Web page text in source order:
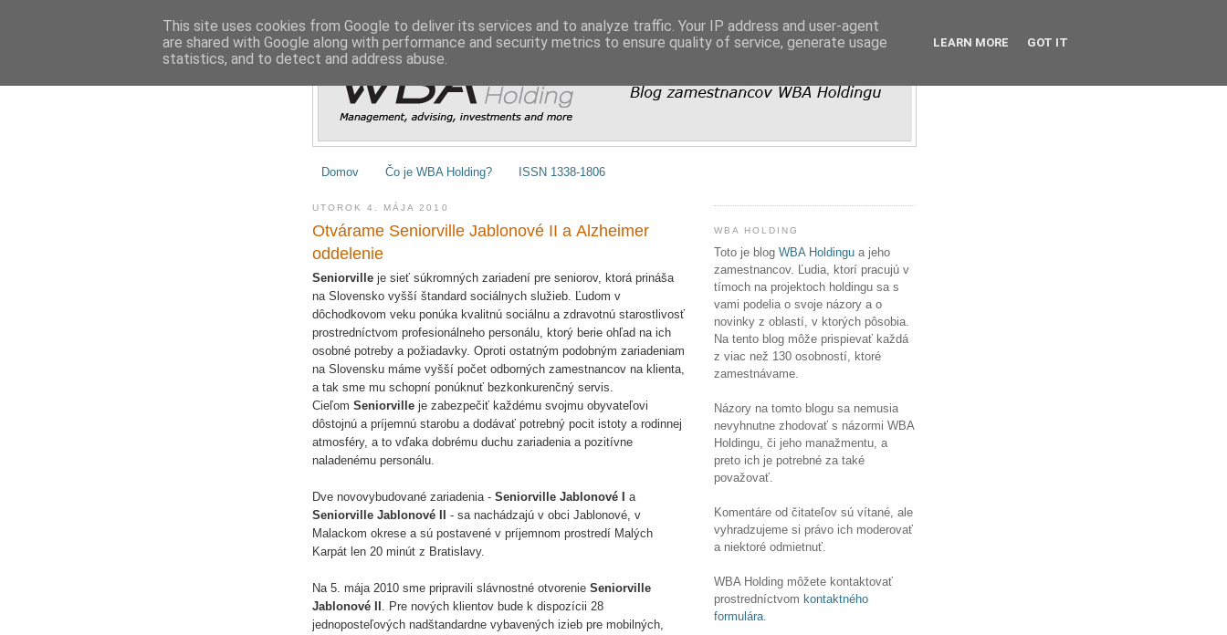
Domov Čo je WBA Holding? ISSN 1338-1806
UTOROK 4. MÁJA 2010
Otvárame Seniorville Jablonové II a Alzheimer
oddelenie
Seniorville je sieť súkromných zariadení pre seniorov, ktorá prináša
na Slovensko vyšší štandard sociálnych služieb. Ľudom v
dôchodkovom veku ponúka kvalitnú sociálnu a zdravotnú starostlivosť
prostredníctvom profesionálneho personálu, ktorý berie ohľad na ich
osobné potreby a požiadavky. Oproti ostatným podobným zariadeniam
na Slovensku máme vyšší počet odborných zamestnancov na klienta,
a tak sme mu schopní ponúknuť bezkonkurenčný servis.
Cieľom Seniorville je zabezpečiť každému svojmu obyvateľovi
dôstojnú a príjemnú starobu a dodávať potrebný pocit istoty a rodinnej
atmosféry, a to vďaka dobrému duchu zariadenia a pozitívne
naladenému personálu.
Dve novovybudované zariadenia - Seniorville Jablonové I
a
Seniorville Jablonové II
- sa nachádzajú v obci Jablonové, v
Malackom okrese a sú postavené v príjemnom prostredí Malých
Karpát len 20 minút z Bratislavy.
Na 5. mája 2010 sme pripravili slávnostné otvorenie Seniorville
Jablonové II . Pre nových klientov bude k dispozícii 28
jednoposteľových nadštandardne vybavených izieb pre mobilných,
WBA HOLDING
Toto je blog WBA Holdingu a jeho
zamestnancov. Ľudia, ktorí pracujú v
tímoch na projektoch holdingu sa s
vami podelia o svoje názory a o
novinky z oblastí, v ktorých pôsobia.
Na tento blog môže prispievať každá
z viac než 130 osobností, ktoré
zamestnávame.
Názory na tomto blogu sa nemusia
nevyhnutne zhodovať s názormi WBA
Holdingu, či jeho manažmentu, a
preto ich je potrebné za také
považovať.
Komentáre od čitateľov sú vítané, ale
vyhradzujeme si právo ich moderovať
a niektoré odmietnuť.
WBA Holding môžete kontaktovať
prostredníctvom kontaktného
formulára.
This site uses cookies from Google to deliver its services and to analyze traffic. Your IP address and user-agent
are shared with Google along with performance and security metrics to ensure quality of service, generate usage
statistics, and to detect and address abuse.
LEARN MORE GOT IT